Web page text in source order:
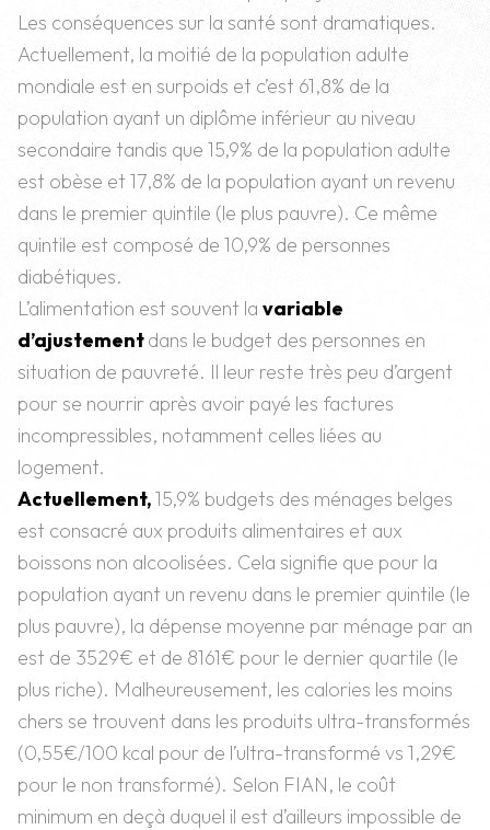
Les conséquences sur la santé sont dramatiques.
Actuellement, la moitié de la population adulte
mondiale est en surpoids et c’est 61,8% de la
population ayant un diplôme inférieur au niveau
secondaire tandis que 15,9% de la population adulte
est obèse et 17,8% de la population ayant un revenu
dans le premier quintile (le plus pauvre). Ce même
quintile est composé de 10,9% de personnes
diabétiques.
L’alimentation est souvent la variable
d’ajustementdans le budget des personnes en
situation de pauvreté. Il leur reste très peu d’argent
pour se nourrir après avoir payé les factures
incompressibles, notamment celles liées au
logement.
Actuellement,15,9% budgets des ménages belges
est consacré aux produits alimentaires et aux
boissons non alcoolisées. Cela signifie que pour la
population ayant un revenu dans le premier quintile (le
plus pauvre), la dépense moyenne par ménage par an
est de 3529€ et de 8161€ pour le dernier quartile (le
plus riche). Malheureusement, les calories les moins
chers se trouvent dans les produits ultra-transformés
(0,55€/100 kcal pour de l’ultra-transformé vs 1,29€
pour le non transformé). Selon FIAN, le coût
minimum en deçà duquel il est d’ailleurs impossible de